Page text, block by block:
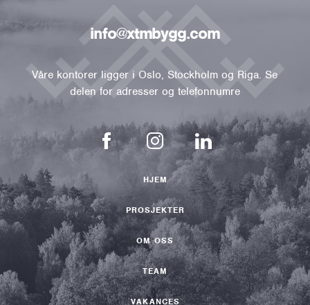
info@xtmbygg.com
Våre kontorer ligger i Oslo, Stockholm og Riga. Se
delen for adresser og telefonnumre
HJEM
PROSJEKTER
OM OSS
TEAM
VAKANCES